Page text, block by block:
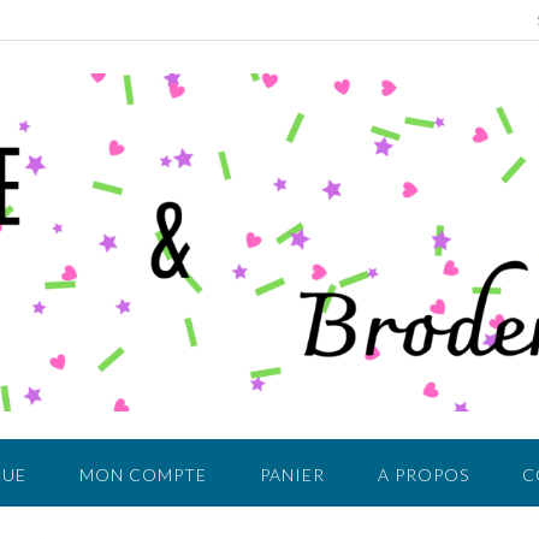
MON COMPTE PANIER A PROPOS